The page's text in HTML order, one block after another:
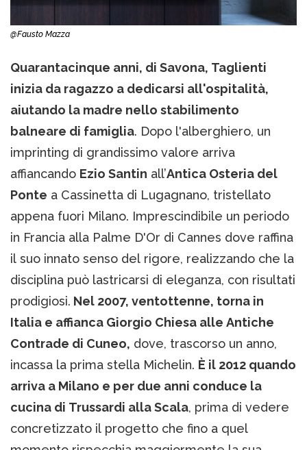
@Fausto Mazza
Quarantacinque anni, di Savona, Taglienti
inizia da ragazzo a dedicarsi all'ospitalità,
aiutando la madre nello stabilimento
balneare di famiglia. Dopo l'alberghiero, un
imprinting di grandissimo valore arriva
affiancando Ezio Santin all’Antica Osteria del
Ponte a Cassinetta di Lugagnano, tristellato
appena fuori Milano. Imprescindibile un periodo
in Francia alla Palme D'Or di Cannes dove raffina
il suo innato senso del rigore, realizzando che la
disciplina può lastricarsi di eleganza, con risultati
prodigiosi. Nel 2007, ventottenne, torna in
Italia e affianca Giorgio Chiesa alle Antiche
Contrade di Cuneo, dove, trascorso un anno,
incassa la prima stella Michelin. È il 2012 quando
arriva a Milano e per due anni conduce la
cucina di Trussardi alla Scala, prima di vedere
concretizzato il progetto che fino a quel